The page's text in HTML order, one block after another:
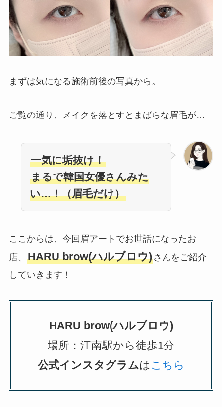
まずは気になる施術前後の写真から。
ご覧の通り、メイクを落とすとまばらな眉毛が…
一気に垢抜け！
まるで韓国女優さんみた
い…！（眉毛だけ）
ここからは、今回眉アートでお世話になったお
店、 HARU brow(ハルブロウ)さんをご紹介
していきます！
HARU brow(ハルブロウ)
場所：江南駅から徒歩1分
公式インスタグラムは こちら